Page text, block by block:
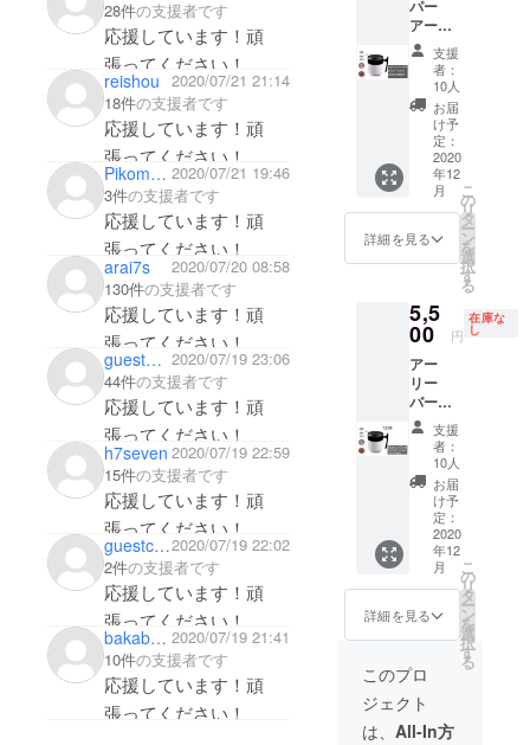
28件の支援者です
応援しています！頑
張ってください！
reishou 2020/07/21 21:14
18件の支援者です
応援しています！頑
張ってください！
Pikomaru2352 2020/07/21 19:46
3件の支援者です
応援しています！頑
張ってください！
arai7s
2020/07/20 08:58
130件の支援者です
応援しています！頑
張ってください！
guest733fbff06b94 2020/07/19 23:06
44件の支援者です
応援しています！頑
張ってください！
h7seven 2020/07/19 22:59
15件の支援者です
応援しています！頑
張ってください！
guestc66ec668e6042020/07/19 22:02
2件の支援者です
応援しています！頑
張ってください！
bakabons2002 2020/07/19 21:41
10件の支援者です
応援しています！頑
張ってください！
ざいます！
パー
アー
リー
バード
通常販
売予定
価格
8800円
→4500
円 先着
10名様
限定 全
国送料
込み(離
支援
者：
10人
お届
け予
定：
2020
年12
月
詳細を見る
こ
の
リ
タ
ー
ン
を
選
択
す
る
5,5
00 円
在庫な
し
アー
リー
バード
通常販
売予定
価格
8800円
→5500
円 先着
10名様
限定 全
国送料
込み(離
島を除
き)
支援
者：
10人
お届
け予
定：
2020
年12
月
詳細を見る
こ
の
リ
タ
ー
ン
を
選
択
す
る
このプロ
ジェクト
は、 All-In方